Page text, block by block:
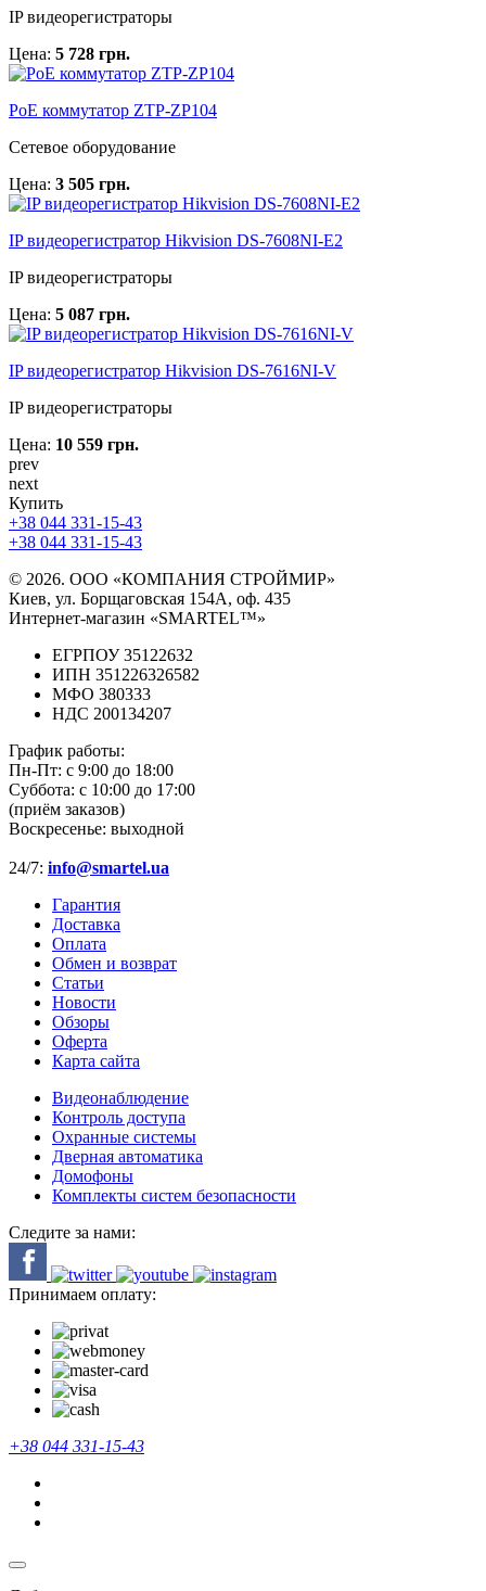
IP видеорегистраторы
Цена: 5 728 грн.
PoE коммутатор ZTP-ZP104
Сетевое оборудование
Цена: 3 505 грн.
IP видеорегистратор Hikvision DS-7608NI-E2
IP видеорегистраторы
Цена: 5 087 грн.
IP видеорегистратор Hikvision DS-7616NI-V
IP видеорегистраторы
Цена: 10 559 грн.
prev
next
Купить
+38 044 331-15-43
+38 044 331-15-43
© 2026. ООО «КОМПАНИЯ СТРОЙМИР»
Киев, ул. Борщаговская 154А, оф. 435
Интернет-магазин «SMARTEL™»
ЕГРПОУ 35122632
ИПН 351226326582
МФО 380333
НДС 200134207
График работы:
Пн-Пт: с 9:00 до 18:00
Суббота: с 10:00 до 17:00
(приём заказов)
Воскресенье: выходной
24/7: info@smartel.ua
Гарантия
Доставка
Оплата
Обмен и возврат
Статьи
Новости
Обзоры
Оферта
Карта сайта
Видеонаблюдение
Контроль доступа
Охранные системы
Дверная автоматика
Домофоны
Комплекты систем безопасности
Следите за нами:
Принимаем оплату:
+38 044 331-15-43